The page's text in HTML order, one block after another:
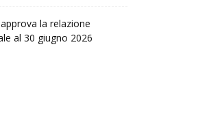
approva la relazione
al 30 giugno 2026